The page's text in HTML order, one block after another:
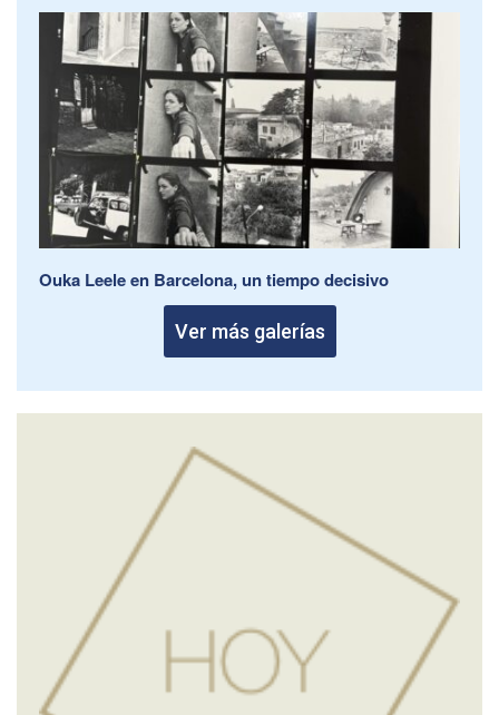
Ouka Leele en Barcelona, un tiempo decisivo
Ver más galerías